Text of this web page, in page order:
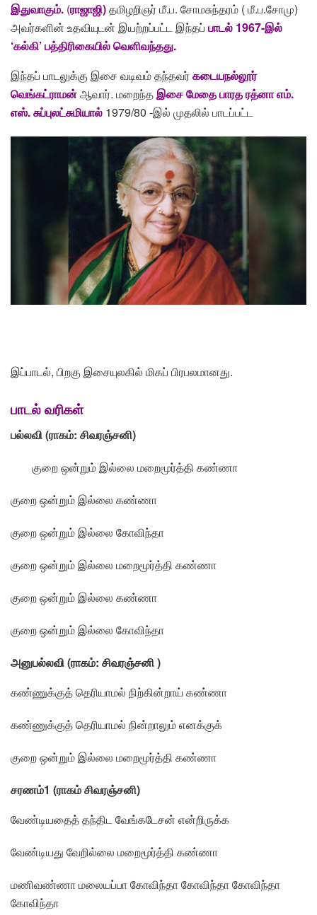
இதுவாகும். (ராஜாஜி)தமிழறிஞர் மீ.ப. சோமசுந்தரம் ( மீ.ப.சோமு)
அவர்களின் உதவியுடன் இயற்றப்பட்ட இந்தப் பாடல் 1967-இல்
‘கல்கி’ பத்திரிகையில் வெளிவந்தது.
இந்தப் பாடலுக்கு இசை வடிவம் தந்தவர்கடையநல்லூர்
வெங்கட்ராமன்ஆவார். மறைந்தஇசை மேதை பாரத ரத்னா எம்.
எஸ். சுப்புலட்சுமியால் 1979/80 -இல் முதலில் பாடப்பட்ட
இப்பாடல், பிறகு இசையுலகில் மிகப் பிரபலமானது.
பாடல் வரிகள்
பல்லவி (ராகம்: சிவரஞ்சனி)
குறை ஒன்றும் இல்லை மறைமூர்த்தி கண்ணா
குறை ஒன்றும் இல்லை கண்ணா
குறை ஒன்றும் இல்லை கோவிந்தா
குறை ஒன்றும் இல்லை மறைமூர்த்தி கண்ணா
குறை ஒன்றும் இல்லை கண்ணா
குறை ஒன்றும் இல்லை கோவிந்தா
அனுபல்லவி (ராகம்: சிவரஞ்சனி )
கண்ணுக்குத் தெரியாமல் நிற்கின்றாய் கண்ணா
கண்ணுக்குத் தெரியாமல் நின்றாலும் எனக்குக்
குறை ஒன்றும் இல்லை மறைமூர்த்தி கண்ணா
சரணம்1 (ராகம் சிவரஞ்சனி)
வேண்டியதைத் தந்திட வேங்கடேசன் என்றிருக்க
வேண்டியது வேறில்லை மறைமூர்த்தி கண்ணா
மணிவண்ணா மலையப்பா கோவிந்தா கோவிந்தா கோவிந்தா
கோவிந்தா